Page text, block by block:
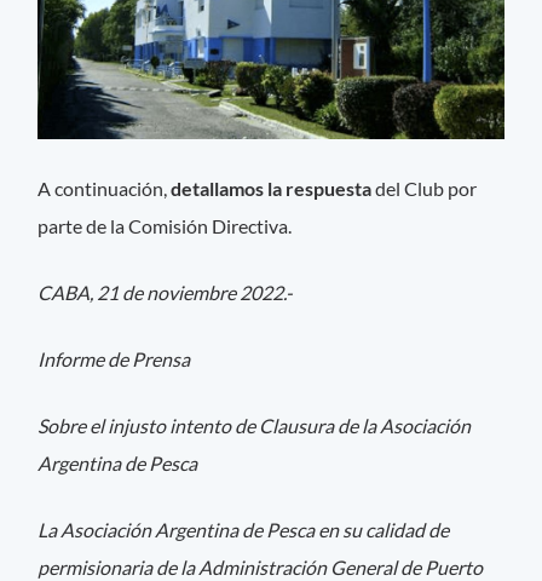
A continuación,detallamos la respuestadel Club por
parte de la Comisión Directiva.
CABA, 21 de noviembre 2022.-
Informe de Prensa
Sobre el injusto intento de Clausura de la Asociación
Argentina de Pesca
La Asociación Argentina de Pesca en su calidad de
permisionaria de la Administración General de Puerto